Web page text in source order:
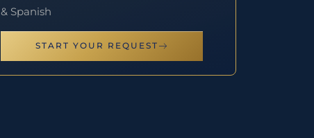
& Spanish
START YOUR REQUEST